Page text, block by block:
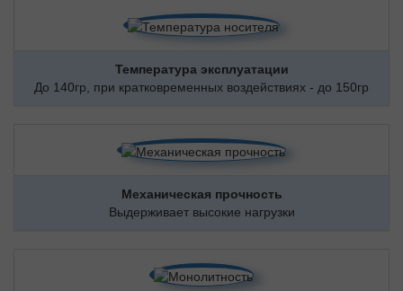
Температура эксплуатации
До 140гр, при кратковременных воздействиях - до 150гр
Механическая прочность
Выдерживает высокие нагрузки